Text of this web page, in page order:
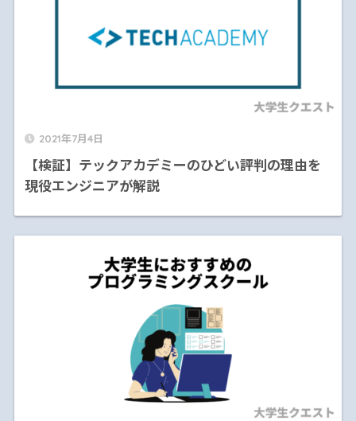
2021年7月4日
【検証】テックアカデミーのひどい評判の理由を
現役エンジニアが解説